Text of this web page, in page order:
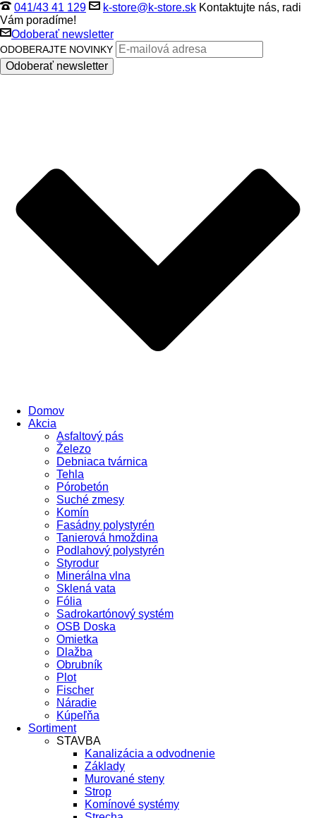
041/43 41 129 k-store@k-store.sk Kontaktujte nás, radi
Vám poradíme!
Odoberať newsletter
ODOBERAJTE NOVINKY
Domov
Akcia
Asfaltový pás
Železo
Debniaca tvárnica
Tehla
Pórobetón
Suché zmesy
Komín
Fasádny polystyrén
Tanierová hmoždina
Podlahový polystyrén
Styrodur
Minerálna vlna
Sklená vata
Fólia
Sadrokartónový systém
OSB Doska
Omietka
Dlažba
Obrubník
Plot
Fischer
Náradie
Kúpeľňa
Sortiment
STAVBA
Kanalizácia a odvodnenie
Základy
Murované steny
Strop
Komínové systémy